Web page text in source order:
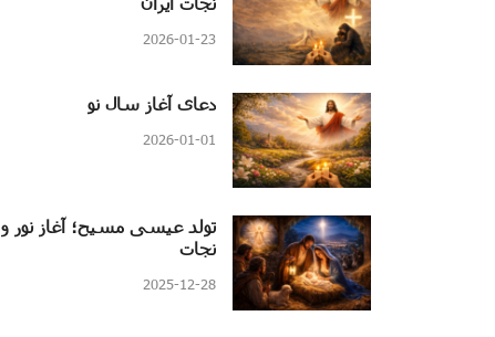
2026-01-23
دعای آغاز سال نو
2026-01-01
تولد عیسی مسیح؛ آغاز نور و
نجات
2025-12-28